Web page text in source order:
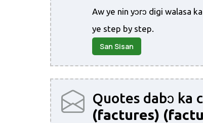
Aw ye nin yɔrɔ digi walasa
ye step by step.
San Sisan
Quotes dabɔ ka
(factures)